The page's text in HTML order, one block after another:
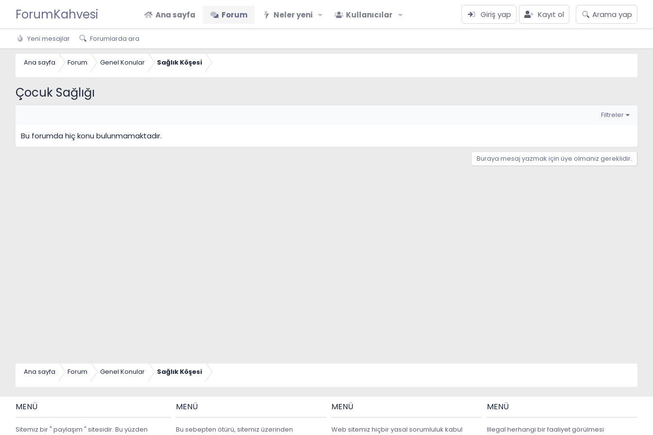
ForumKahvesi Ana sayfa Forum Neler yeni Kullanıcılar Giriş yap Kayıt ol Arama yap
Yeni mesajlar Forumlarda ara
Ana sayfa Forum Genel Konular Sağlık Köşesi
Çocuk Sağlığı
Filtreler
Bu forumda hiç konu bulunmamaktadır.
Buraya mesaj yazmak için üye olmanız gereklidir.
Ana sayfa Forum Genel Konular Sağlık Köşesi
MENÜ
Sitemiz bir " paylaşım " sitesidir. Bu yüzden
MENÜ
Bu sebepten ötürü, sitemiz üzerinden
MENÜ
Web sitemiz hiçbir yasal sorumluluk kabul
MENÜ
Illegal herhangi bir faaliyet görülmesi